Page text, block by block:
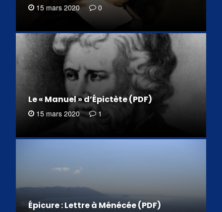
15 mars 2020 0
Le « Manuel » d’Épictète (PDF)
15 mars 2020 1
Épicure : Lettre à Ménécée (PDF)